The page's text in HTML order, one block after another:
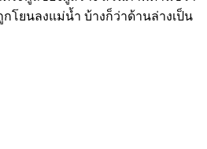
โยนลงแม่น้ำ บ้างก็ว่าด้านล่างเป็น